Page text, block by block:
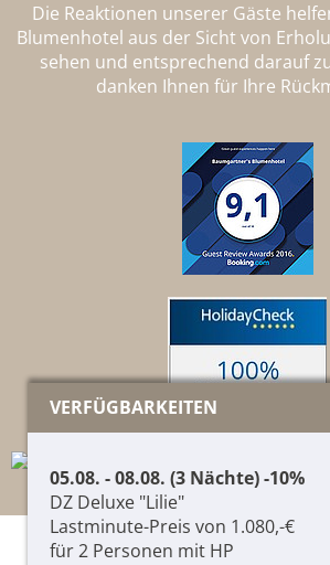
VERFÜGBARKEITEN
05.08. - 08.08. (3 Nächte) -10%
DZ Deluxe "Lilie"
Lastminute-Preis von 1.080,-€
für 2 Personen mit HP
Die Reaktionen unserer Gäste
Blumenhotel aus der Sicht von
sehen und entsprechend darauf
danken Ihnen für Ihre
© 2026 Pircher Helene & Co. KG,